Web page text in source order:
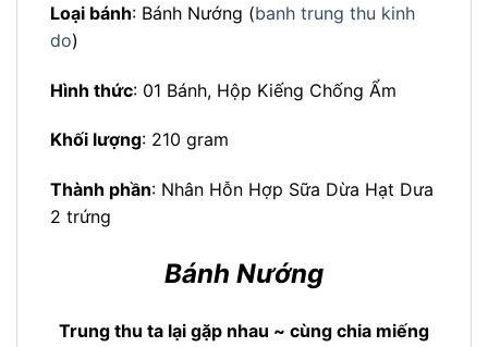
Loại bánh: Bánh Nướng (banh trung thu kinh
do)
Hình thức: 01 Bánh, Hộp Kiếng Chống Ẩm
Khối lượng: 210 gram
Thành phần: Nhân Hỗn Hợp Sữa Dừa Hạt Dưa
2 trứng
Bánh Nướng
Trung thu ta lại gặp nhau ~ cùng chia miếng